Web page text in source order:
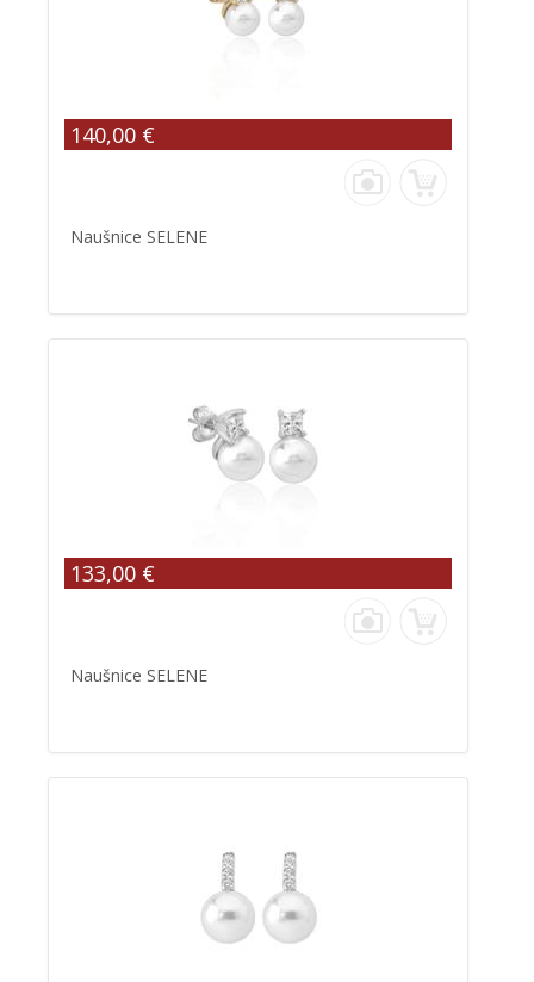
140,00 €
Naušnice SELENE
133,00 €
Naušnice SELENE